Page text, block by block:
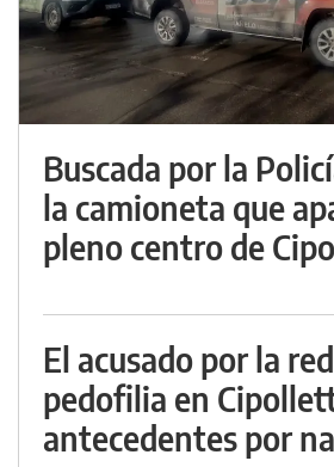
Buscada por la
la camioneta que
pleno centro de
El acusado por la
pedofilia en
antecedentes por